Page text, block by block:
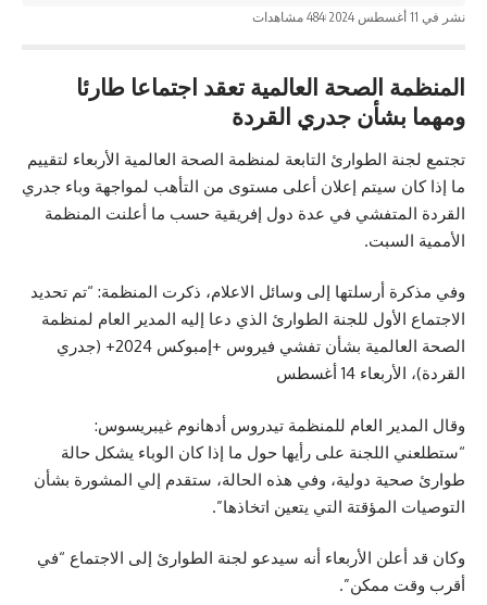
نشر في 11 أغسطس 2024 484 مشاهدات
المنظمة الصحة العالمية تعقد اجتماعا طارئا
ومهما بشأن جدري القردة
تجتمع لجنة الطوارئ التابعة لمنظمة الصحة العالمية الأربعاء لتقييم
ما إذا كان سيتم إعلان أعلى مستوى من التأهب لمواجهة وباء جدري
القردة المتفشي في عدة دول إفريقية حسب ما أعلنت المنظمة
الأممية السبت.
وفي مذكرة أرسلتها إلى وسائل الاعلام، ذكرت المنظمة: “تم تحديد
الاجتماع الأول للجنة الطوارئ الذي دعا إليه المدير العام لمنظمة
الصحة العالمية بشأن تفشي فيروس +إمبوكس 2024+ (جدري
القردة)، الأربعاء 14 أغسطس
وقال المدير العام للمنظمة تيدروس أدهانوم غيبريسوس:
“ستطلعني اللجنة على رأيها حول ما إذا كان الوباء يشكل حالة
طوارئ صحية دولية، وفي هذه الحالة، ستقدم إلي المشورة بشأن
التوصيات المؤقتة التي يتعين اتخاذها”.
وكان قد أعلن الأربعاء أنه سيدعو لجنة الطوارئ إلى الاجتماع “في
أقرب وقت ممكن”.